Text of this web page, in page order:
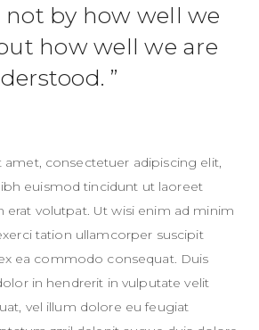
by how well we
how well we are
consectetuer adipiscing elit,
euismod tincidunt ut laoreet
erat volutpat. Ut wisi enim ad minim
tation ullamcorper suscipit
ea commodo consequat. Duis
in hendrerit in vulputate velit
vel illum dolore eu feugiat